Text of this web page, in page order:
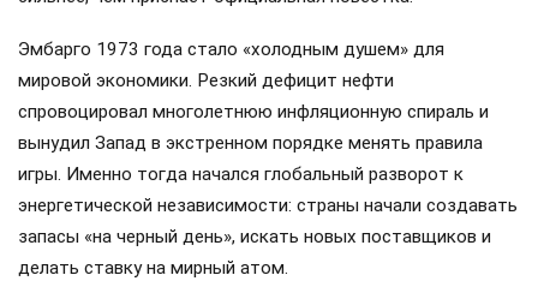
Эмбарго 1973 года стало «холодным душем» для
мировой экономики. Резкий дефицит нефти
спровоцировал многолетнюю инфляционную спираль и
вынудил Запад в экстренном порядке менять правила
игры. Именно тогда начался глобальный разворот к
энергетической независимости: страны начали создавать
запасы «на черный день», искать новых поставщиков и
делать ставку на мирный атом.